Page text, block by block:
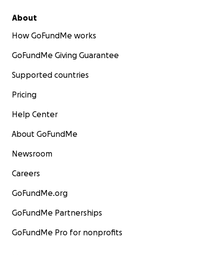
Das war der Anstoß für diesen Spendenaufruf. Wir
auf meine Behandlungen und (hoffentlich)
Genesung konzentrieren kann.
Wir sind für jede Unterstützung dankbar.
Jessy & Alex
About
How GoFundMe works
GoFundMe Giving Guarantee
Supported countries
Pricing
Help Center
About GoFundMe
Newsroom
Careers
GoFundMe.org
GoFundMe Partnerships
GoFundMe Pro for nonprofits